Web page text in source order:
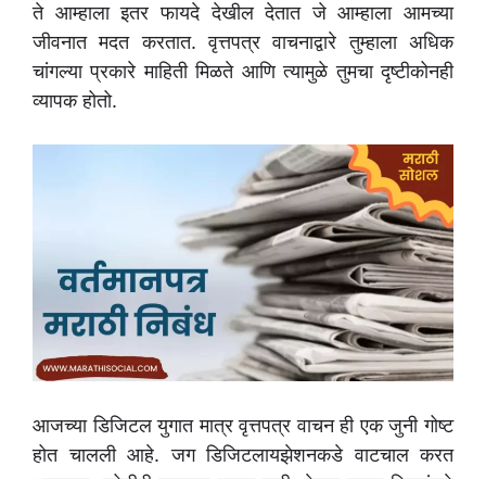
ते आम्हाला इतर फायदे देखील देतात जे आम्हाला आमच्या
जीवनात मदत करतात. वृत्तपत्र वाचनाद्वारे तुम्हाला अधिक
चांगल्या प्रकारे माहिती मिळते आणि त्यामुळे तुमचा दृष्टीकोनही
व्यापक होतो.
आजच्या डिजिटल युगात मात्र वृत्तपत्र वाचन ही एक जुनी गोष्ट
होत चालली आहे. जग डिजिटलायझेशनकडे वाटचाल करत